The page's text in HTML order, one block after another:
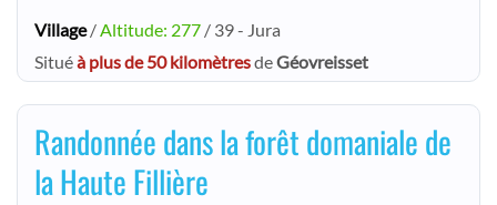
Village/ Altitude: 277 / 39 - Jura
Situéà plus de 50 kilomètresdeGéovreisset
Randonnée dans la forêt domaniale de
la Haute Fillière